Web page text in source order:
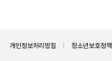
개인정보처리방침 청소년보호정책